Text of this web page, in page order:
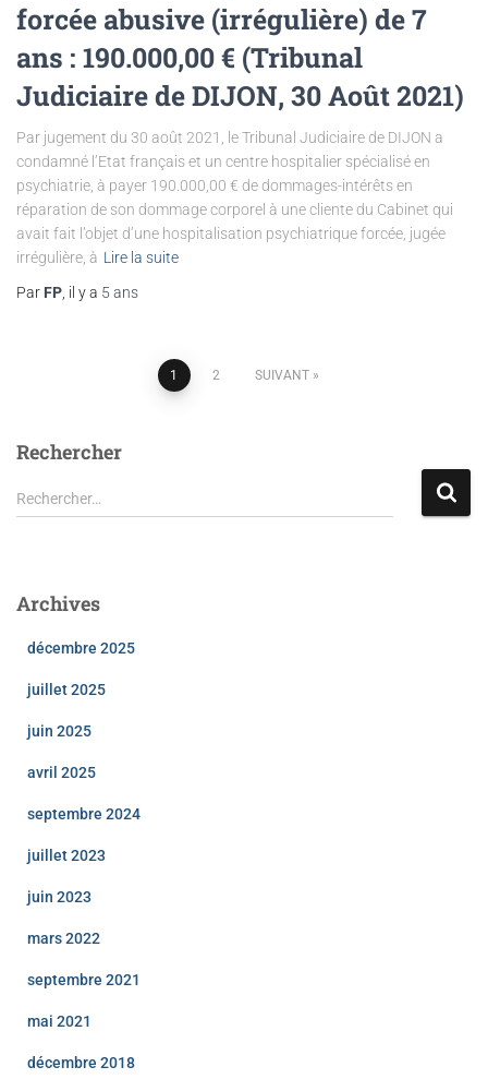
forcée abusive (irrégulière) de 7
ans : 190.000,00 € (Tribunal
Judiciaire de DIJON, 30 Août 2021)
Par jugement du 30 août 2021, le Tribunal Judiciaire de DIJON a
condamné l’Etat français et un centre hospitalier spécialisé en
psychiatrie, à payer 190.000,00 € de dommages-intérêts en
réparation de son dommage corporel à une cliente du Cabinet qui
avait fait l’objet d’une hospitalisation psychiatrique forcée, jugée
irrégulière, à Lire la suite
Par FP , il y a 5 ans
Pagination 1 2 SUIVANT
Rechercher
R
e
r
Rechercher…
Archives
décembre 2025
juillet 2025
juin 2025
avril 2025
septembre 2024
juillet 2023
juin 2023
mars 2022
septembre 2021
mai 2021
décembre 2018